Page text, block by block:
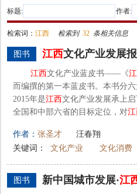
标题: 作者:
检索词： 江西 检索到 32 条相关信息
图书 江西文化产业发展报
江西文化产业蓝皮书——《
而编撰的第一本蓝皮书。本书分
2015年是江西文化产业发展承上
全国和中部六省的目标定位，对江
作者： 张圣才
汪春翔
关键词：
文化产业 文化消费
图书 新中国城市发展·江